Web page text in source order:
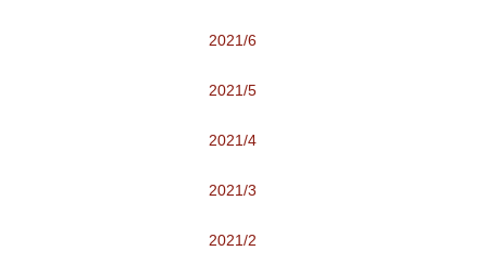
2021/6
2021/5
2021/4
2021/3
2021/2